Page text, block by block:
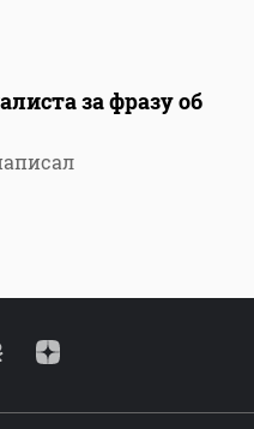
за фразу об